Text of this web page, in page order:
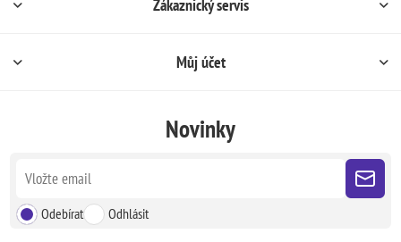
Zákaznický servis
Můj účet
Novinky
Odebírat Odhlásit